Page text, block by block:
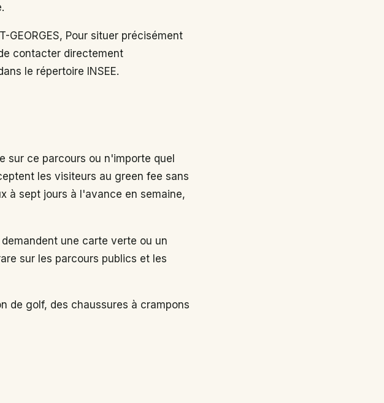
GEORGES, Pour situer précisément
contacter directement
le répertoire INSEE.
sur ce parcours ou n'importe quel
les visiteurs au green fee sans
à sept jours à l'avance en semaine,
une carte verte ou un
sur les parcours publics et les
de golf, des chaussures à crampons